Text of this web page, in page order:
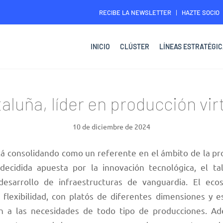
RECIBE LA NEWSLETTER HAZTE SOCIO
INICIO CLÚSTER LÍNEAS
líder en producción
10 de diciembre de 2024
consolidando como un referente en el ámbito de la
apuesta por la innovación tecnológica, el
de infraestructuras de vanguardia. El
con platós de diferentes dimensiones y
a las necesidades de todo tipo de producciones.